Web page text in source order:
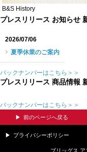
B&S History
プレスリリース お知らせ
2026/07/06
夏季休業のご案内
バックナンバーはこちら＞＞
プレスリリース 商品情報
バックナンバーはこちら＞＞
前のページへ戻る
プライバシーポリシー
ブリッグス